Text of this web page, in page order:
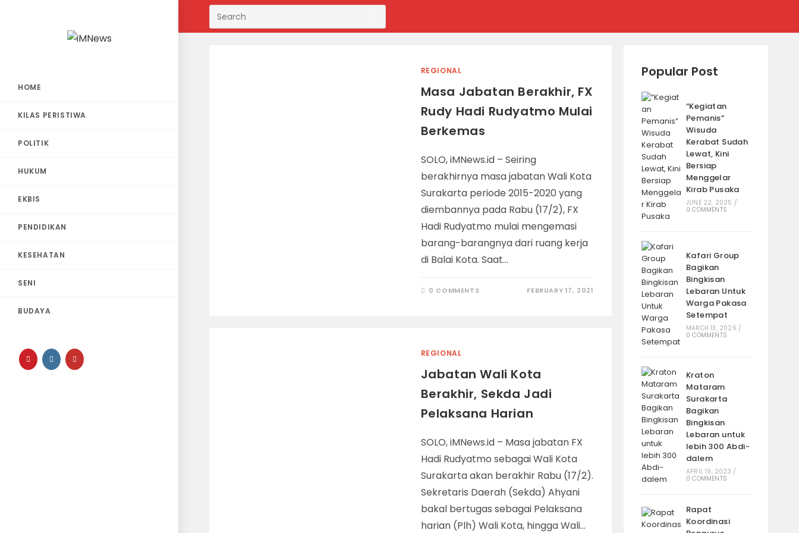
content
HOME
KILAS PERISTIWA
POLITIK
HUKUM
EKBIS
PENDIDIKAN
KESEHATAN
SENI
BUDAYA
REGIONAL
Masa Jabatan Berakhir, FX
Rudy Hadi Rudyatmo Mulai
Berkemas
SOLO, iMNews.id – Seiring
berakhirnya masa jabatan Wali Kota
Surakarta periode 2015-2020 yang
diembannya pada Rabu (17/2), FX
Hadi Rudyatmo mulai mengemasi
barang-barangnya dari ruang kerja
di Balai Kota. Saat…
0 COMMENTS FEBRUARY 17, 2021
REGIONAL
Jabatan Wali Kota
Berakhir, Sekda Jadi
Pelaksana Harian
SOLO, iMNews.id – Masa jabatan FX
Hadi Rudyatmo sebagai Wali Kota
Surakarta akan berakhir Rabu (17/2).
Sekretaris Daerah (Sekda) Ahyani
bakal bertugas sebagai Pelaksana
harian (Plh) Wali Kota, hingga Wali…
Popular Post
“Kegiatan
Pemanis”
Wisuda
Kerabat Sudah
Lewat, Kini
Bersiap
Menggelar
Kirab Pusaka
JUNE 22, 2025 /
0 COMMENTS
Kafari Group
Bagikan
Bingkisan
Lebaran Untuk
Warga Pakasa
Setempat
MARCH 13, 2026 /
0 COMMENTS
Kraton
Mataram
Surakarta
Bagikan
Bingkisan
Lebaran untuk
lebih 300 Abdi-
dalem
APRIL 19, 2023 /
0 COMMENTS
Rapat
Koordinasi